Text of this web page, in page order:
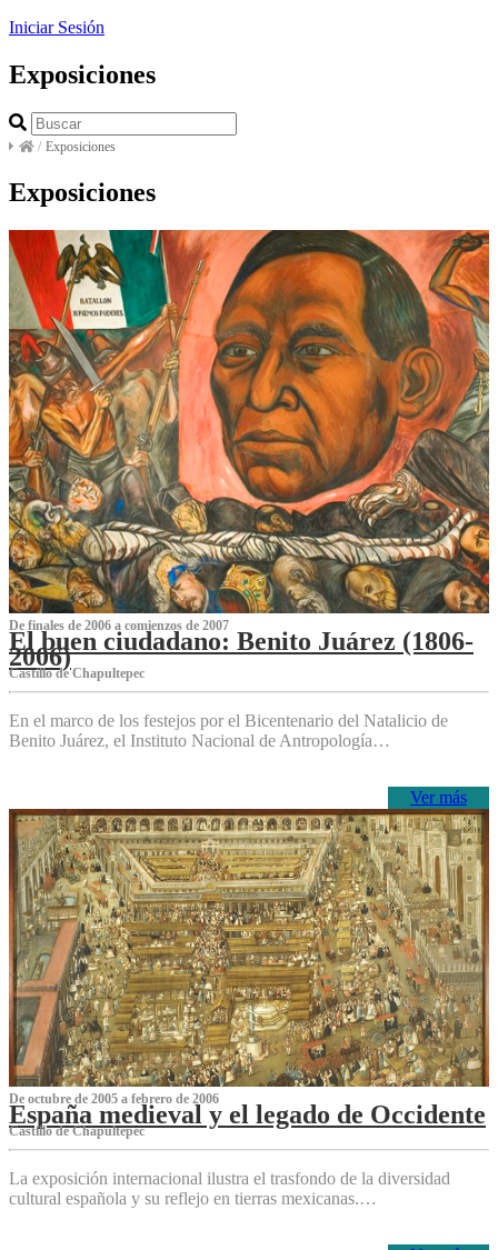
Iniciar Sesión
Exposiciones
/ Exposiciones
Exposiciones
De finales de 2006 a comienzos de 2007
El buen ciudadano: Benito Juárez (1806-
2006)
Castillo de Chapultepec
En el marco de los festejos por el Bicentenario del Natalicio de
Benito Juárez, el Instituto Nacional de Antropología…
Ver más
De octubre de 2005 a febrero de 2006
España medieval y el legado de Occidente
Castillo de Chapultepec
La exposición internacional ilustra el trasfondo de la diversidad
cultural española y su reflejo en tierras mexicanas.…